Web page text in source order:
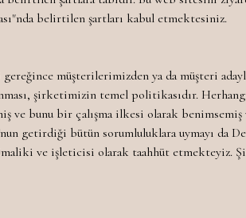
belirtilen şartları kabul etmektesiniz.
müşterilerimizden ya da müşteri
şirketimizin temel politikasıdır.
bunu bir çalışma ilkesi olarak benimsemiş
getirdiği bütün sorumluluklara uymayı da
ve işleticisi olarak taahhüt etmekteyiz.